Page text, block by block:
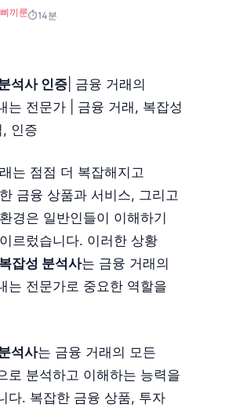
삐끼룬 14분
석사 인증 | 금융 거래의
는 전문가 | 금융 거래, 복잡성
인증
는 점점 더 복잡해지고
금융 상품과 서비스, 그리고
경은 일반인들이 이해하기
르렀습니다. 이러한 상황
잡성 분석사는 금융 거래의
는 전문가로 중요한 역할을
석사는 금융 거래의 모든
로 분석하고 이해하는 능력을
다. 복잡한 금융 상품, 투자